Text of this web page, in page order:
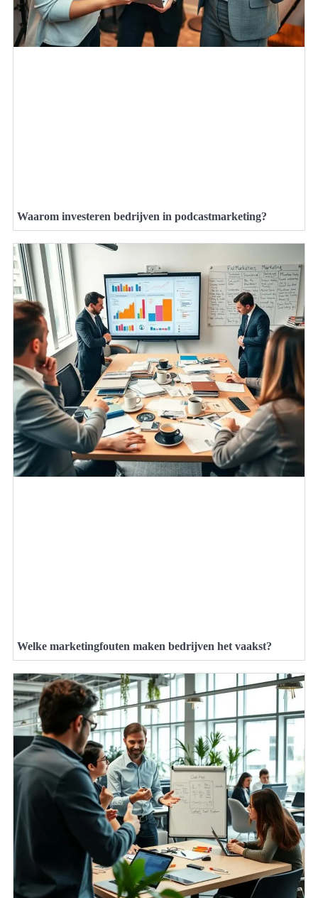
Waarom investeren bedrijven in podcastmarketing?
Welke marketingfouten maken bedrijven het vaakst?